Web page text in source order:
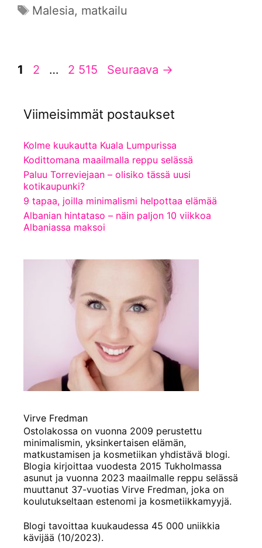
Avainsanat
Malesia, matkailu
Sivu
1 Sivu
2 … Sivu
2 515 Seuraava →
Viimeisimmät postaukset
Kolme kuukautta Kuala Lumpurissa
Kodittomana maailmalla reppu selässä
Paluu Torreviejaan – olisiko tässä uusi
kotikaupunki?
9 tapaa, joilla minimalismi helpottaa elämää
Albanian hintataso – näin paljon 10 viikkoa
Albaniassa maksoi
Virve Fredman
Ostolakossa on vuonna 2009 perustettu
minimalismin, yksinkertaisen elämän,
matkustamisen ja kosmetiikan yhdistävä blogi.
Blogia kirjoittaa vuodesta 2015 Tukholmassa
asunut ja vuonna 2023 maailmalle reppu selässä
muuttanut 37-vuotias Virve Fredman, joka on
koulutukseltaan estenomi ja kosmetiikkamyyjä.
Blogi tavoittaa kuukaudessa 45 000 uniikkia
kävijää (10/2023).